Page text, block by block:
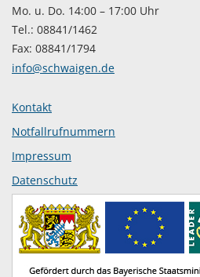
Mo. u. Do. 14:00 – 17:00 Uhr
Tel.: 08841/1462
Fax: 08841/1794
info@schwaigen.de
Kontakt
Notfallrufnummern
Impressum
Datenschutz